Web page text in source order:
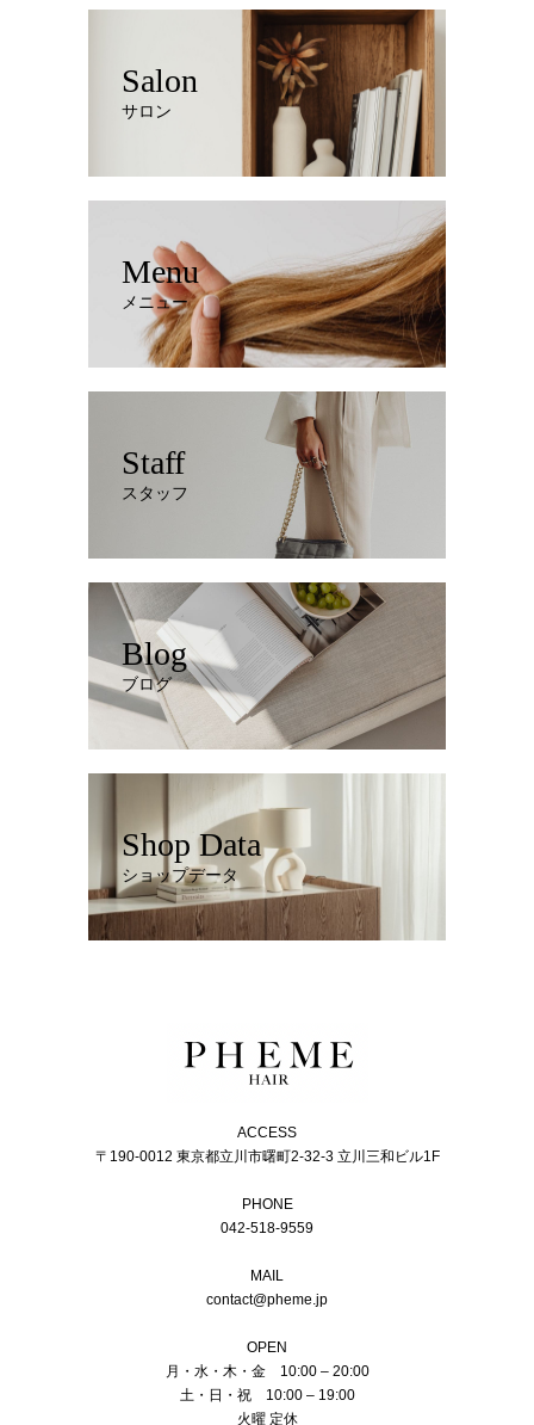
Salon
サロン
Menu
メニュー
Staff
スタッフ
Blog
ブログ
Shop Data
ショップデータ
ACCESS
〒190-0012 東京都立川市曙町2-32-3 立川三和ビル1F
PHONE
042-518-9559
MAIL
contact@pheme.jp
OPEN
月・水・木・金 10:00 – 20:00
土・日・祝 10:00 – 19:00
火曜 定休